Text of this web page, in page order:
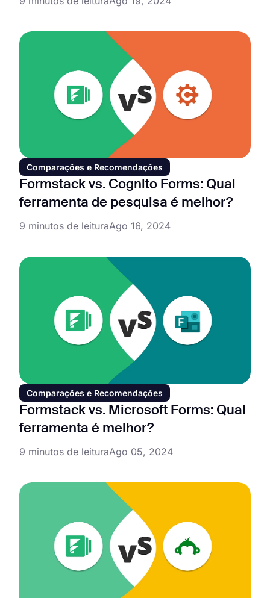
Comparações e Recomendações
Formstack vs. Cognito Forms: Qual
ferramenta de pesquisa é melhor?
9 minutos de leituraAgo 16, 2024
Comparações e Recomendações
Formstack vs. Microsoft Forms: Qual
ferramenta é melhor?
9 minutos de leituraAgo 05, 2024